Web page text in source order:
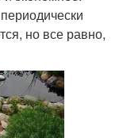
но все равно,